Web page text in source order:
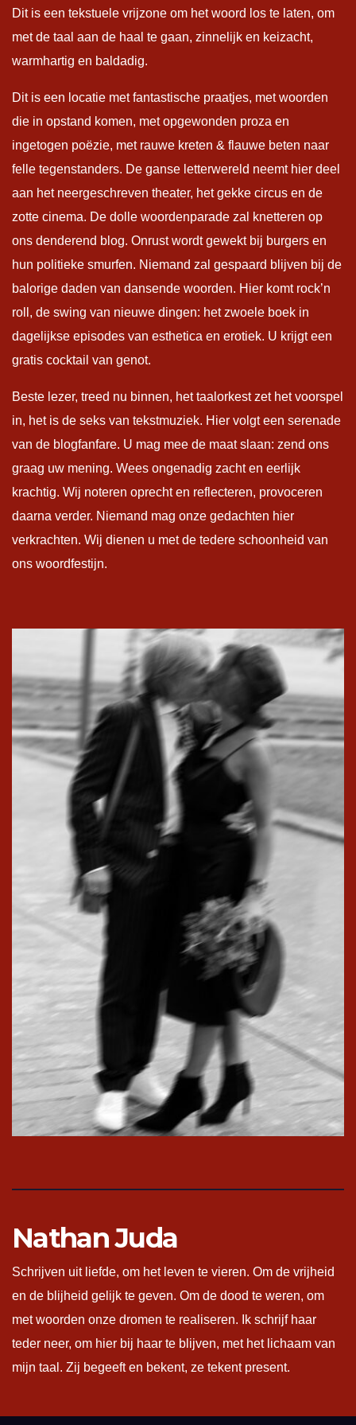
Dit is een tekstuele vrijzone om het woord los te laten, om
met de taal aan de haal te gaan, zinnelijk en keizacht,
warmhartig en baldadig.
Dit is een locatie met fantastische praatjes, met woorden
die in opstand komen, met opgewonden proza en
ingetogen poëzie, met rauwe kreten & flauwe beten naar
felle tegenstanders. De ganse letterwereld neemt hier deel
aan het neergeschreven theater, het gekke circus en de
zotte cinema. De dolle woordenparade zal knetteren op
ons denderend blog. Onrust wordt gewekt bij burgers en
hun politieke smurfen. Niemand zal gespaard blijven bij de
balorige daden van dansende woorden. Hier komt rock’n
roll, de swing van nieuwe dingen: het zwoele boek in
dagelijkse episodes van esthetica en erotiek. U krijgt een
gratis cocktail van genot.
Beste lezer, treed nu binnen, het taalorkest zet het voorspel
in, het is de seks van tekstmuziek. Hier volgt een serenade
van de blogfanfare. U mag mee de maat slaan: zend ons
graag uw mening. Wees ongenadig zacht en eerlijk
krachtig. Wij noteren oprecht en reflecteren, provoceren
daarna verder. Niemand mag onze gedachten hier
verkrachten. Wij dienen u met de tedere schoonheid van
ons woordfestijn.
Nathan Juda
Schrijven uit liefde, om het leven te vieren. Om de vrijheid
en de blijheid gelijk te geven. Om de dood te weren, om
met woorden onze dromen te realiseren. Ik schrijf haar
teder neer, om hier bij haar te blijven, met het lichaam van
mijn taal. Zij begeeft en bekent, ze tekent present.